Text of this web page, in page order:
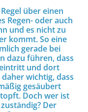
über einen
Regen- oder auch
und es nicht zu
kommt. So eine
gerade bei
dazu führen, dass
und dort
wichtig, dass
gesäubert
Doch wer ist
Der